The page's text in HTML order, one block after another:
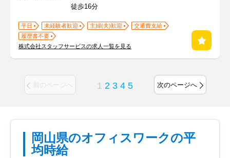
徒歩16分
平日 未経験者歓迎 主婦(夫)歓迎
交通費支給
履歴書不要
株式会社スタッフサービスの求人一覧を見る
前のページへ 1 2 3 4 5 次のページへ
岡山県のオフィスワークの平
均時給